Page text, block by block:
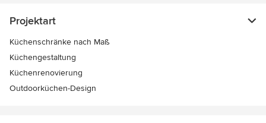
Projektart
Küchenschränke nach Maß
Küchengestaltung
Küchenrenovierung
Outdoorküchen-Design